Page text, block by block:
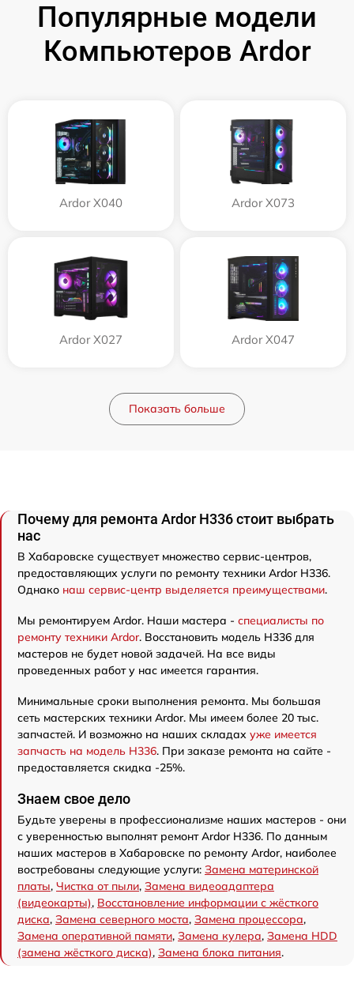
Популярные модели
Компьютеров Ardor
Ardor X040 Ardor X073
Ardor X027 Ardor X047
Показать больше
Почему для ремонта Ardor H336 стоит выбрать
нас
В Хабаровске существует множество сервис-центров,
предоставляющих услуги по ремонту техники Ardor H336.
Однако наш сервис-центр выделяется преимуществами.
Мы ремонтируем Ardor. Наши мастера - специалисты по
ремонту техники Ardor. Восстановить модель H336 для
мастеров не будет новой задачей. На все виды
проведенных работ у нас имеется гарантия.
Минимальные сроки выполнения ремонта. Мы большая
сеть мастерских техники Ardor. Мы имеем более 20 тыс.
запчастей. И возможно на наших складах уже имеется
запчасть на модель H336. При заказе ремонта на сайте -
предоставляется скидка -25%.
Знаем свое дело
Будьте уверены в профессионализме наших мастеров - они
с уверенностью выполнят ремонт Ardor H336. По данным
наших мастеров в Хабаровске по ремонту Ardor, наиболее
востребованы следующие услуги: Замена материнской
платы, Чистка от пыли, Замена видеоадаптера
(видеокарты), Восстановление информации с жёсткого
диска, Замена северного моста, Замена процессора,
Замена оперативной памяти, Замена кулера, Замена HDD
(замена жёсткого диска), Замена блока питания.